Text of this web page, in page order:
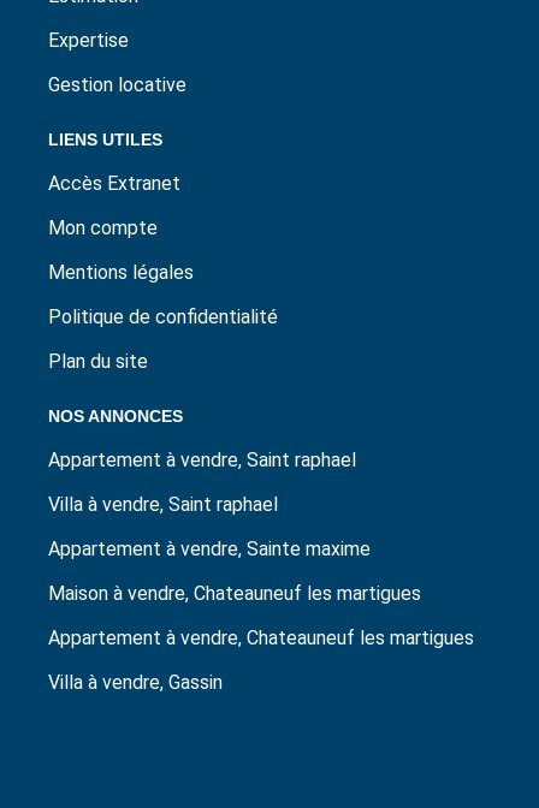
Expertise
Gestion locative
LIENS UTILES
Accès Extranet
Mon compte
Mentions légales
Politique de confidentialité
Plan du site
NOS ANNONCES
Appartement à vendre, Saint raphael
Villa à vendre, Saint raphael
Appartement à vendre, Sainte maxime
Maison à vendre, Chateauneuf les martigues
Appartement à vendre, Chateauneuf les martigues
Villa à vendre, Gassin